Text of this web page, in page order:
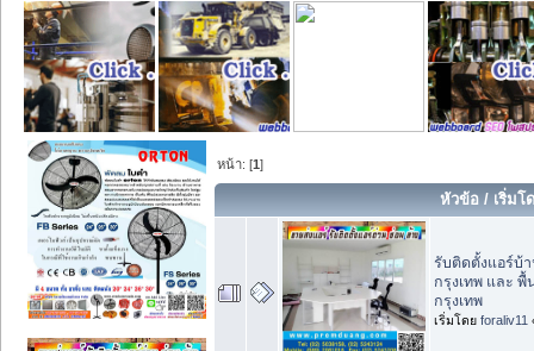
หน้า: [1]
หัวข้อ / เริ่มโ
รับติดตั้งแอร์บ้
กรุงเทพ และ พื้
กรุงเทพ
เริ่มโดย foraliv11